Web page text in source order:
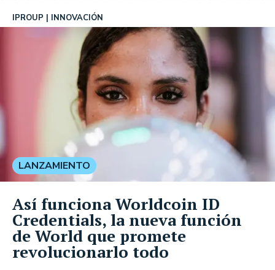
IPROUP INNOVACIÓN
LANZAMIENTO
Así funciona Worldcoin ID
Credentials, la nueva función
de World que promete
revolucionarlo todo